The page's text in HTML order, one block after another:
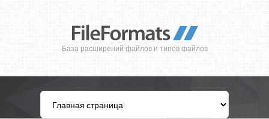
База расширений файлов и типов файлов